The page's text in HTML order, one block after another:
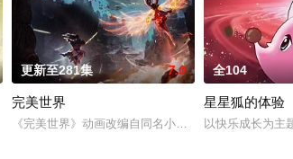
罗丽仙境。这里的仙子因自然与人类世界的兴衰而生
更新至281集 7.0
完美世界
《完美世界》动画改编自同名小说。他为修道而生
全104
星星狐的体验
以快乐成长为主